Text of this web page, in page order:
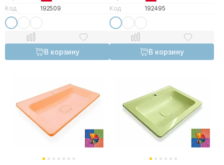
Код
192509
В корзину
Код
192495
В корзину